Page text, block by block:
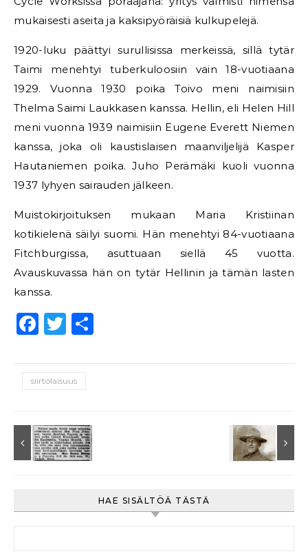
mukaisesti aseita ja kaksipyöräisiä kulkupelejä.
1920-luku päättyi surullisissa merkeissä, sillä tytär
Taimi menehtyi tuberkuloosiin vain 18-vuotiaana
1929. Vuonna 1930 poika Toivo meni naimisiin
Thelma Saimi Laukkasen kanssa. Hellin, eli Helen Hill
meni vuonna 1939 naimisiin Eugene Everett Niemen
kanssa, joka oli kaustislaisen maanviljelijä Kasper
Hautaniemen poika. Juho Perämäki kuoli vuonna
1937 lyhyen sairauden jälkeen.
Muistokirjoituksen mukaan Maria Kristiinan
kotikielenä säilyi suomi. Hän menehtyi 84-vuotiaana
Fitchburgissa, asuttuaan siellä 45 vuotta.
Avauskuvassa hän on tytär Hellinin ja tämän lasten
kanssa.
Facebook
Twitter
siirtolaisuus
HAE SISÄLTÖÄ TÄSTÄ